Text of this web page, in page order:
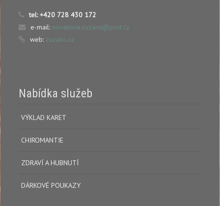
tel:+420 728 430 172
e-mail: novakova.zuzana@post.cz
web: zuzano.cz
Nabídka služeb
VÝKLAD KARET
CHIROMANTIE
ZDRAVÍ A HUBNUTÍ
DÁRKOVÉ POUKAZY